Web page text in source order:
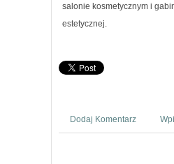
salonie kosmetycznym i
estetycznej.
Dodaj Komentarz